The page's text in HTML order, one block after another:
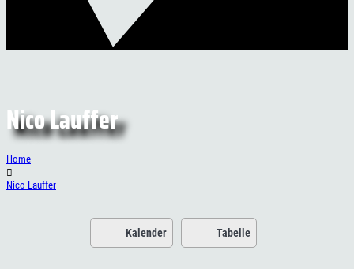
Nico Lauffer
Home
Nico Lauffer
Kalender Tabelle